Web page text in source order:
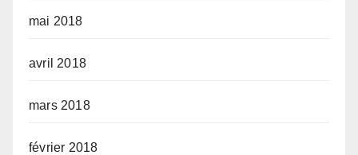
mai 2018
avril 2018
mars 2018
février 2018